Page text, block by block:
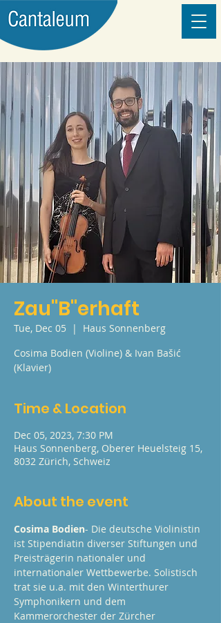
Zau"B"erhaft
Tue, Dec 05
  |
Haus Sonnenberg
Cosima Bodien (Violine) & Ivan Bašić
(Klavier)
Time & Location
Dec 05, 2023, 7:30 PM
Haus Sonnenberg, Oberer Heuelsteig 15,
8032 Zürich, Schweiz
About the event
Cosima Bodien- Die deutsche Violinistin
ist Stipendiatin diverser Stiftungen und
Preisträgerin nationaler und
internationaler Wettbewerbe. Solistisch
trat sie u.a. mit den Winterthurer
Symphonikern und dem
Kammerorchester der Zürcher